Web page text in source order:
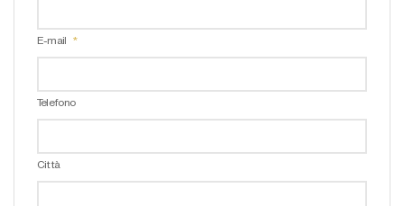
E-mail
Telefono
Città